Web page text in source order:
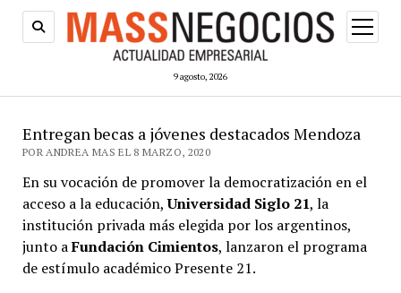
9 agosto, 2026
abrir
menú
Entregan becas a jóvenes destacados Mendoza
POR ANDREA MAS EL 8 MARZO, 2020
En su vocación de promover la democratización en el
acceso a la educación,Universidad Siglo 21, la
institución privada más elegida por los argentinos,
junto aFundación Cimientos, lanzaron el programa
de estímulo académico Presente 21.